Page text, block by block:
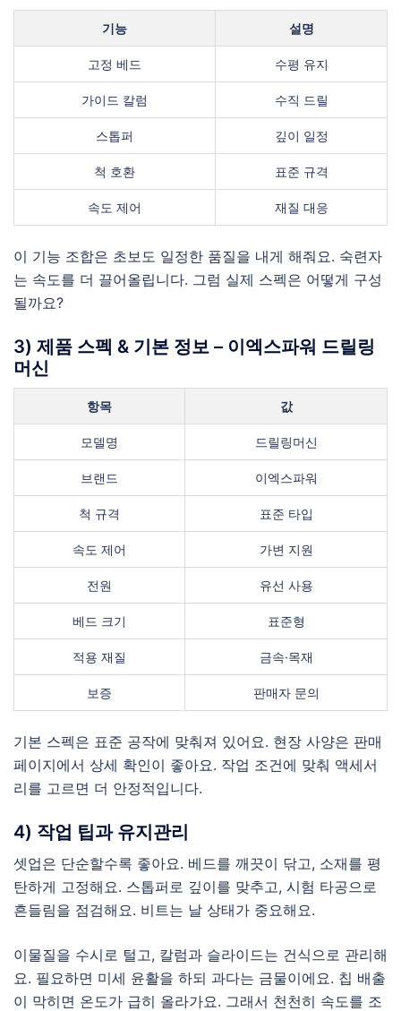
기능 설명
고정 베드 수평 유지
가이드 칼럼 수직 드릴
스톱퍼 깊이 일정
척 호환 표준 규격
속도 제어 재질 대응
이 기능 조합은 초보도 일정한 품질을 내게 해줘요. 숙련자
는 속도를 더 끌어올립니다. 그럼 실제 스펙은 어떻게 구성
될까요?
3) 제품 스펙 & 기본 정보 – 이엑스파워 드릴링
머신
항목 값
모델명 드릴링머신
브랜드 이엑스파워
척 규격 표준 타입
속도 제어 가변 지원
전원 유선 사용
베드 크기 표준형
적용 재질 금속·목재
보증 판매자 문의
기본 스펙은 표준 공작에 맞춰져 있어요. 현장 사양은 판매
페이지에서 상세 확인이 좋아요. 작업 조건에 맞춰 액세서
리를 고르면 더 안정적입니다.
4) 작업 팁과 유지관리
셋업은 단순할수록 좋아요. 베드를 깨끗이 닦고, 소재를 평
탄하게 고정해요. 스톱퍼로 깊이를 맞추고, 시험 타공으로
흔들림을 점검해요. 비트는 날 상태가 중요해요.
이물질을 수시로 털고, 칼럼과 슬라이드는 건식으로 관리해
요. 필요하면 미세 윤활을 하되 과다는 금물이에요. 칩 배출
이 막히면 온도가 급히 올라가요. 그래서 천천히 속도를 조